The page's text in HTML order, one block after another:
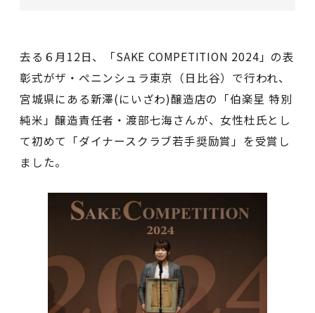
去る６月12日、「SAKE COMPETITION 2024」の表
彰式がザ・ペニンシュラ東京（日比谷）で行われ、
宮城県にある新澤(にいざわ)醸造店の「伯楽星 特別
純米」醸造責任者・渡部七海さんが、女性杜氏とし
て初めて「ダイナースクラブ若手奨励賞」を受賞し
ました。